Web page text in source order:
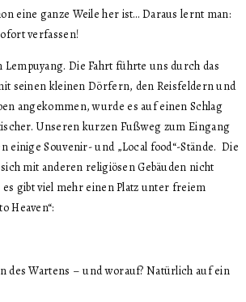
eine ganze Weile her ist… Daraus lernt man:
verfassen!
Lempuyang. Die Fahrt führte uns durch das
seinen kleinen Dörfern, den Reisfeldern und
angekommen, wurde es auf einen Schlag
Unseren kurzen Fußweg zum Eingang
einige Souvenir- und „Local food“-Stände. Die
mit anderen religiösen Gebäuden nicht
gibt viel mehr einen Platz unter freiem
Heaven“:
des Wartens – und worauf? Natürlich auf ein